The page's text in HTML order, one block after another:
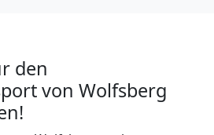
den
von Wolfsberg